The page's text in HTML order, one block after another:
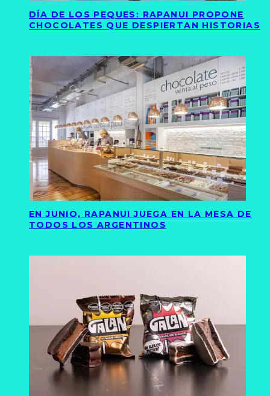
DÍA DE LOS PEQUES: RAPANUI PROPONE
CHOCOLATES QUE DESPIERTAN HISTORIAS
EN JUNIO, RAPANUI JUEGA EN LA MESA DE
TODOS LOS ARGENTINOS